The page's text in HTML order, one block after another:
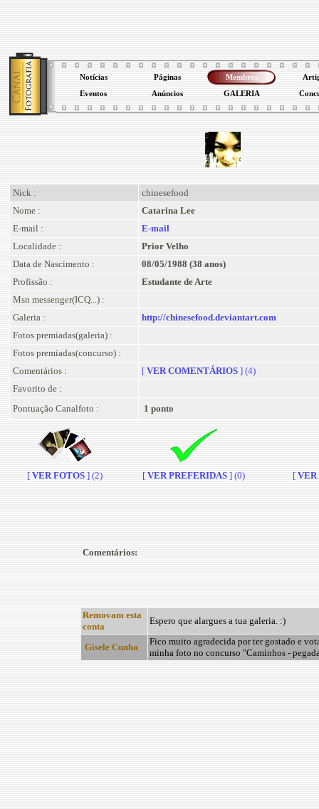
Notícias Páginas Membros
Eventos Anúncios GALERIA
Nick :
chinesefood
Nome :
Catarina Lee
E-mail :
E-mail
Localidade :
Prior Velho
Data de Nascimento :
08/05/1988 (38 anos)
Profissão :
Estudante de Arte
Msn messenger(ICQ...) :
Galeria :
http://chinesefood.deviantart.com
Fotos premiadas(galeria) :
Fotos premiadas(concurso) :
Comentários :
[ VER COMENTÁRIOS ] (4)
Favorito de :
Pontuação Canalfoto :
1 ponto
[ VER FOTOS ] (2) [VER PREFERIDAS ] (0) [ VER
Comentários:
Removam esta
conta
Espero que alargues a tua galeria. :)
Gisele Cunha
Fico muito agradecida por ter gostado e
minha foto no concurso "Caminhos -